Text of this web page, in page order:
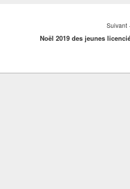
Suivant
Noël 2019 des jeunes